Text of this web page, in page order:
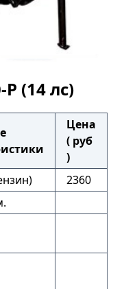
(14 лс)
Цена
( руб
)
2360